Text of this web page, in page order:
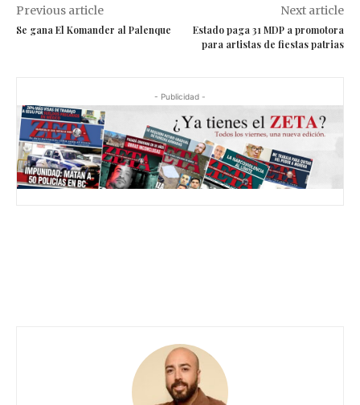
Previous article
Se gana El Komander al Palenque
Next article
Estado paga 31 MDP a promotora
para artistas de fiestas patrias
- Publicidad -